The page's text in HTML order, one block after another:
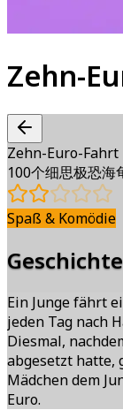
Zehn-
Zehn-Euro-Fahrt
100个细思极恐海
Spaß & Komödie
Geschichte
Ein Junge fährt
jeden Tag nach
Diesmal,
abgesetzt hatte,
Mädchen dem
Euro.